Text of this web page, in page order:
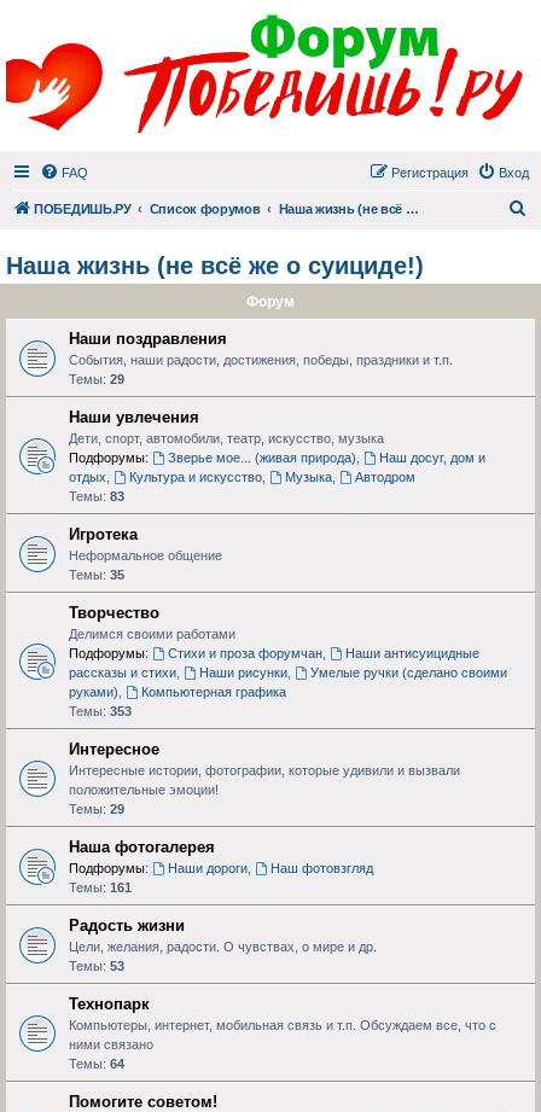
FAQ Вход
Регистрация
ПОБЕДИШЬ.РУ Список форумов Наша жизнь (не всё же о суициде!)
Наша жизнь (не всё же о суициде!)
Форум
Наши поздравления
События, наши радости, достижения, победы, праздники и т.п.
Темы: 29
Наши увлечения
Дети, спорт, автомобили, театр, искусство, музыка
Подфорумы:
Зверье мое... (живая природа)
Наш досуг, дом и
отдых
Культура и искусство, Музыка,
Автодром
Темы: 83
Игротека
Неформальное общение
Темы: 35
Творчество
Делимся своими работами
Подфорумы:
Стихи и проза форумчан,
Наши антисуицидные
рассказы и стихи
Наши рисунки,
Умелые ручки (сделано своими
руками)
Компьютерная графика
Темы: 353
Интересное
Интересные истории, фотографии, которые удивили и вызвали
положительные эмоции!
Темы: 29
Наша фотогалерея
Подфорумы: Наши дороги,
Наш фотовзгляд
Темы: 161
Радость жизни
Цели, желания, радости. О чувствах, о мире и др.
Темы: 53
Технопарк
Компьютеры, интернет, мобильная связь и т.п. Обсуждаем все, что с
ними связано
Темы: 64
Помогите советом!